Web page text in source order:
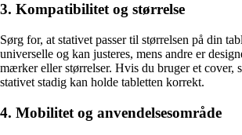
3. Kompatibilitet og størrelse
Sørg for, at stativet passer til størrelsen på din
universelle og kan justeres, mens andre er
mærker eller størrelser. Hvis du bruger et cover,
stativet stadig kan holde tabletten korrekt.
4. Mobilitet og anvendelsesområde